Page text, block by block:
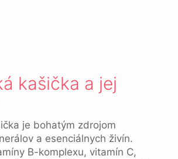
kašička a jej
je bohatým zdrojom
a esenciálnych živín.
B-komplexu, vitamín C,